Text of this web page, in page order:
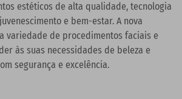
estéticos de alta qualidade, tecnologia
e bem-estar. A nova
variedade de procedimentos faciais e
às suas necessidades de beleza e
segurança e excelência.